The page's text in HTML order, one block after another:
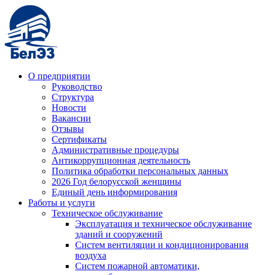
О предприятии
Руководство
Структура
Новости
Вакансии
Отзывы
Сертификаты
Административные процедуры
Антикоррупционная деятельность
Политика обработки персональных данных
2026 Год белорусской женщины
Единый день информирования
Работы и услуги
Техническое обслуживание
Эксплуатация и техническое обслуживание
зданий и сооружений
Систем вентиляции и кондиционирования
воздуха
Систем пожарной автоматики,